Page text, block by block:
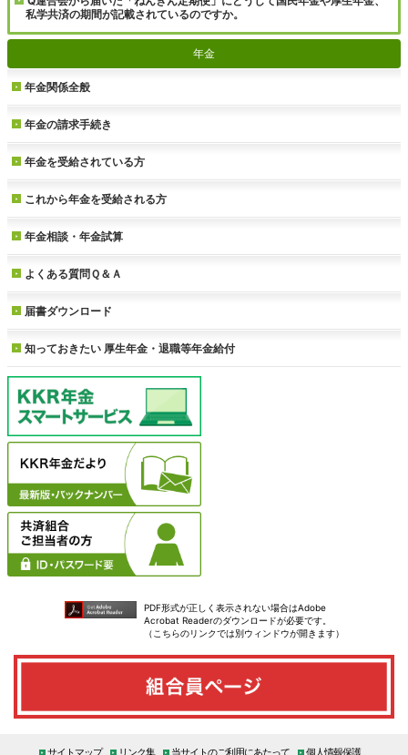
私学共済の期間が記載されているのですか。
年金
年金関係全般
年金の請求手続き
年金を受給されている方
これから年金を受給される方
年金相談・年金試算
よくある質問Ｑ＆Ａ
届書ダウンロード
知っておきたい 厚生年金・退職等年金給付
PDF形式が正しく表示されない場合はAdobe
Acrobat Readerのダウンロードが必要です。
（こちらのリンクでは別ウィンドウが開きます）
サイトマップ リンク集 当サイトのご利用にあたって 個人情報保護